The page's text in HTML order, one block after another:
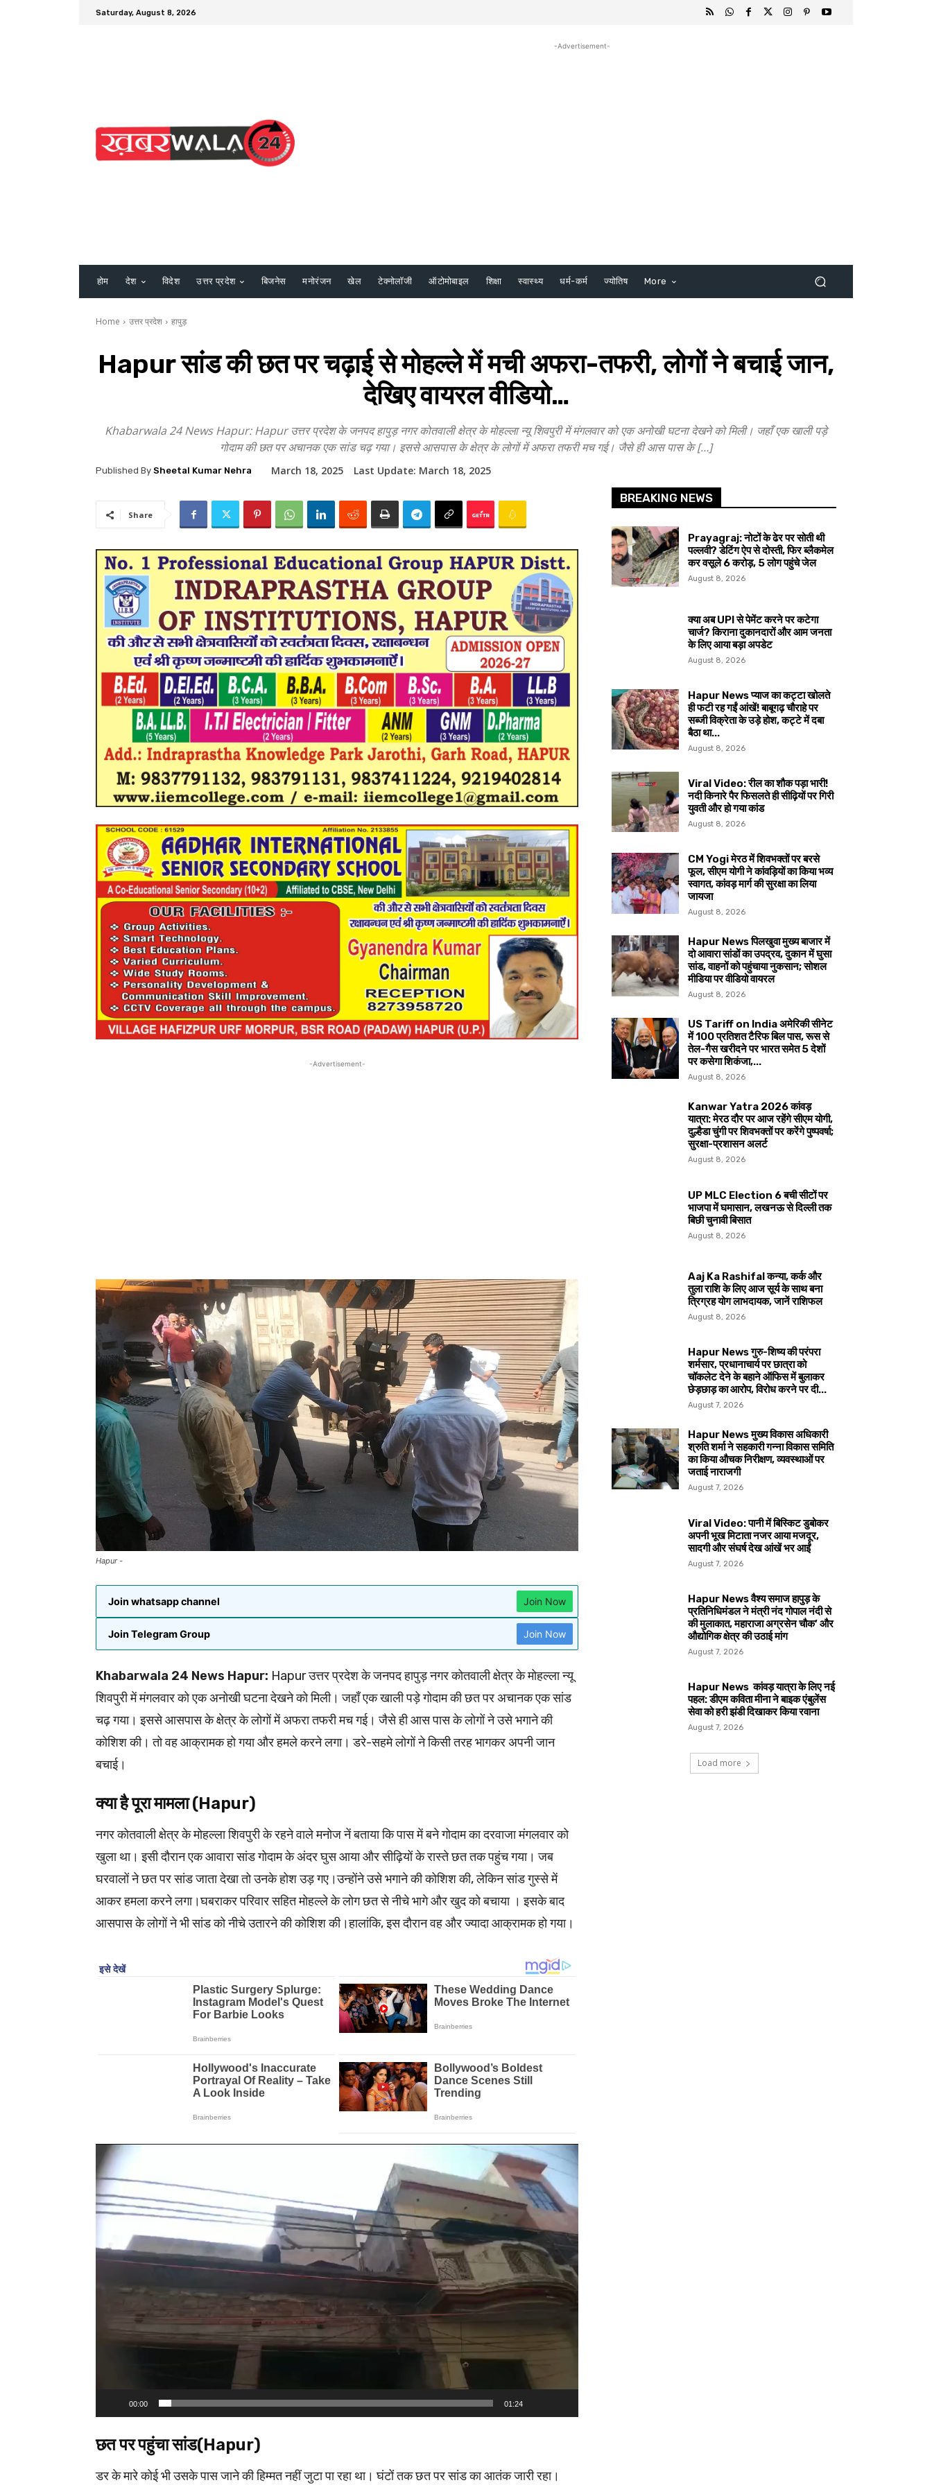
Saturday, August 8, 2026
-Advertisement-
होम देश विदेश उत्तर प्रदेश बिजनेस मनोरंजन खेल टेक्नोलॉजी ऑटोमोबाइल शिक्षा स्वास्थ्य धर्म-कर्म ज्योतिष More
Home उत्तर प्रदेश हापुड़
Hapur सांड की छत पर चढ़ाई से मोहल्ले में मची अफरा-तफरी, लोगों ने बचाई जान,
देखिए वायरल वीडियो…
Khabarwala 24 News Hapur: Hapur उत्तर प्रदेश के जनपद हापुड़ नगर कोतवाली क्षेत्र के मोहल्ला न्यू शिवपुरी में मंगलवार को एक अनोखी घटना देखने को मिली। जहाँ एक खाली पड़े
गोदाम की छत पर अचानक एक सांड चढ़ गया। इससे आसपास के क्षेत्र के लोगों में अफरा तफरी मच गई। जैसे ही आस पास के […]
Published By Sheetal Kumar Nehra March 18, 2025 Last Update: March 18, 2025
Share
-Advertisement-
Hapur -
Join whatsapp channel Join Now
Join Telegram Group Join Now
Khabarwala 24 News Hapur: Hapur उत्तर प्रदेश के जनपद हापुड़ नगर कोतवाली क्षेत्र के मोहल्ला न्यू
शिवपुरी में मंगलवार को एक अनोखी घटना देखने को मिली। जहाँ एक खाली पड़े गोदाम की छत पर अचानक एक सांड
चढ़ गया। इससे आसपास के क्षेत्र के लोगों में अफरा तफरी मच गई। जैसे ही आस पास के लोगों ने उसे भगाने की
कोशिश की। तो वह आक्रामक हो गया और हमले करने लगा। डरे-सहमे लोगों ने किसी तरह भागकर अपनी जान
बचाई।
क्या है पूरा मामला (Hapur)
नगर कोतवाली क्षेत्र के मोहल्ला शिवपुरी के रहने वाले मनोज नें बताया कि पास में बने गोदाम का दरवाजा मंगलवार को
खुला था। इसी दौरान एक आवारा सांड गोदाम के अंदर घुस आया और सीढ़ियों के रास्ते छत तक पहुंच गया। जब
घरवालों ने छत पर सांड जाता देखा तो उनके होश उड़ गए।उन्होंने उसे भगाने की कोशिश की, लेकिन सांड गुस्से में
आकर हमला करने लगा।घबराकर परिवार सहित मोहल्ले के लोग छत से नीचे भागे और खुद को बचाया । इसके बाद
आसपास के लोगों ने भी सांड को नीचे उतारने की कोशिश की।हालांकि, इस दौरान वह और ज्यादा आक्रामक हो गया।
i
d
00:00 01:24
छत पर पहुंचा सांड(Hapur)
डर के मारे कोई भी उसके पास जाने की हिम्मत नहीं जुटा पा रहा था। घंटों तक छत पर सांड का आतंक जारी रहा।
BREAKING NEWS
Prayagraj: नोटों के ढेर पर सोती थी
पल्लवी? डेटिंग ऐप से दोस्ती, फिर ब्लैकमेल
कर वसूले ₹6 करोड़, 5 लोग पहुंचे जेल
August 8, 2026
क्या अब UPI से पेमेंट करने पर कटेगा
चार्ज? किराना दुकानदारों और आम जनता
के लिए आया बड़ा अपडेट
August 8, 2026
Hapur News प्याज का कट्टा खोलते
ही फटी रह गईं आंखें! बाबूगढ़ चौराहे पर
सब्जी विक्रेता के उड़े होश, कट्टे में दबा
बैठा था...
August 8, 2026
Viral Video: रील का शौक पड़ा भारी!
नदी किनारे पैर फिसलते ही सीढ़ियों पर गिरी
युवती और हो गया कांड
August 8, 2026
CM Yogi मेरठ में शिवभक्तों पर बरसे
फूल, सीएम योगी ने कांवड़ियों का किया भव्य
स्वागत, कांवड़ मार्ग की सुरक्षा का लिया
जायजा
August 8, 2026
Hapur News पिलखुवा मुख्य बाजार में
दो आवारा सांडों का उपद्रव, दुकान में घुसा
सांड, वाहनों को पहुंचाया नुकसान; सोशल
मीडिया पर वीडियो वायरल
August 8, 2026
US Tariff on India अमेरिकी सीनेट
में 100 प्रतिशत टैरिफ बिल पास, रूस से
तेल-गैस खरीदने पर भारत समेत 5 देशों
पर कसेगा शिकंजा,...
August 8, 2026
Kanwar Yatra 2026 कांवड़
यात्रा: मेरठ दौर पर आज रहेंगे सीएम योगी,
दुल्हैडा चुंगी पर शिवभक्तों पर करेंगे पुष्पवर्षा;
सुरक्षा-प्रशासन अलर्ट
August 8, 2026
UP MLC Election 6 बची सीटों पर
भाजपा में घमासान, लखनऊ से दिल्ली तक
बिछी चुनावी बिसात
August 8, 2026
Aaj Ka Rashifal कन्या, कर्क और
तुला राशि के लिए आज सूर्य के साथ बना
त्रिग्रह योग लाभदायक, जानें राशिफल
August 8, 2026
Hapur News गुरु-शिष्य की परंपरा
शर्मसार, प्रधानाचार्य पर छात्रा को
चॉकलेट देने के बहाने ऑफिस में बुलाकर
छेड़छाड़ का आरोप, विरोध करने पर दी...
August 7, 2026
Hapur News मुख्य विकास अधिकारी
श्रुति शर्मा ने सहकारी गन्ना विकास समिति
का किया औचक निरीक्षण, व्यवस्थाओं पर
जताई नाराजगी
August 7, 2026
Viral Video: पानी में बिस्किट डुबोकर
अपनी भूख मिटाता नजर आया मजदूर,
सादगी और संघर्ष देख आंखें भर आईं
August 7, 2026
Hapur News वैश्य समाज हापुड़ के
प्रतिनिधिमंडल ने मंत्री नंद गोपाल नंदी से
की मुलाकात, महाराजा अग्रसेन चौक’ और
औद्योगिक क्षेत्र की उठाई मांग
August 7, 2026
Hapur News कांवड़ यात्रा के लिए नई
पहल: डीएम कविता मीना ने बाइक एंबुलेंस
सेवा को हरी झंडी दिखाकर किया रवाना
August 7, 2026
Load more